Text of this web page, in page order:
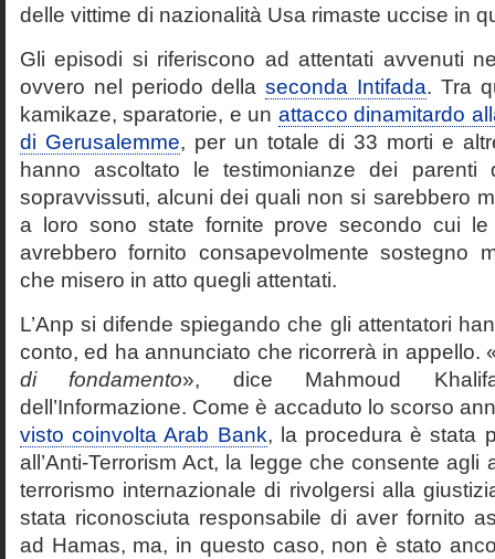
delle vittime di nazionalità Usa rimaste uccise in
Gli episodi si riferiscono ad attentati avvenuti
ovvero nel periodo dellaseconda Intifada. Tra
kamikaze, sparatorie, e un attacco dinamitardo
di Gerusalemme, per un totale di 33 morti e
hanno ascoltato le testimonianze dei parenti
sopravvissuti, alcuni dei quali non si sarebbero
a loro sono state fornite prove secondo cui le
avrebbero fornito consapevolmente sostegno
che misero in atto quegli attentati.
L’Anp si difende spiegando che gli attentatori
conto, ed ha annunciato che ricorrerà in appello.
di fondamento», dice Mahmoud
dell’Informazione. Come è accaduto lo scorso
visto coinvolta Arab Bank, la procedura è stata
all’Anti-Terrorism Act, la legge che consente agli
terrorismo internazionale di rivolgersi alla
stata riconosciuta responsabile di aver fornito
ad Hamas, ma, in questo caso, non è stato